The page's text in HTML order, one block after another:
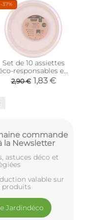
-37%
Set de 10 assiettes
responsables en
blé 25 cm
2,90 € 1,83 €
commande
la Newsletter
astuces déco et
valable sur
produits
Jardindéco